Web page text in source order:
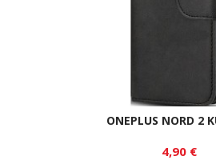
ONEPLUS NORD 2
4,90 €